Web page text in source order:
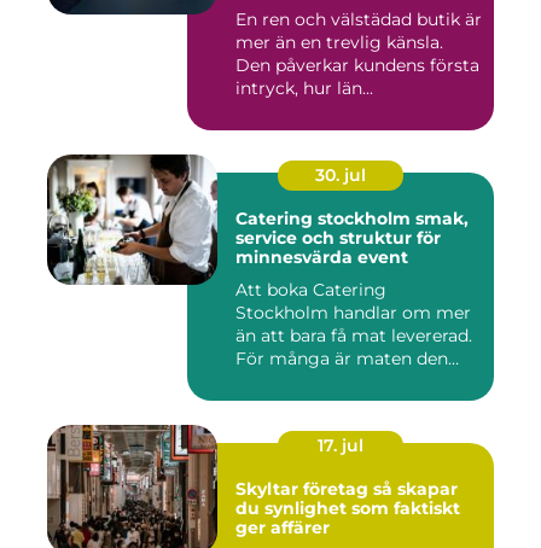
En ren och välstädad butik är
mer än en trevlig känsla.
Den påverkar kundens första
intryck, hur län...
30. jul
Catering stockholm smak,
service och struktur för
minnesvärda event
Att boka Catering
Stockholm handlar om mer
än att bara få mat levererad.
För många är maten den
17. jul
Skyltar företag så skapar
du synlighet som faktiskt
ger affärer